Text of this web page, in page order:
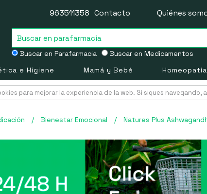
Buscar en Parafarmacia Buscar en Medicamentos
963511358 Contacto Quiénes
e Higiene Mamá y Bebé Homeopatía
para mejorar la experiencia de la web. Si sigues navegando,
/ Bienestar Emocional / Natures Plus